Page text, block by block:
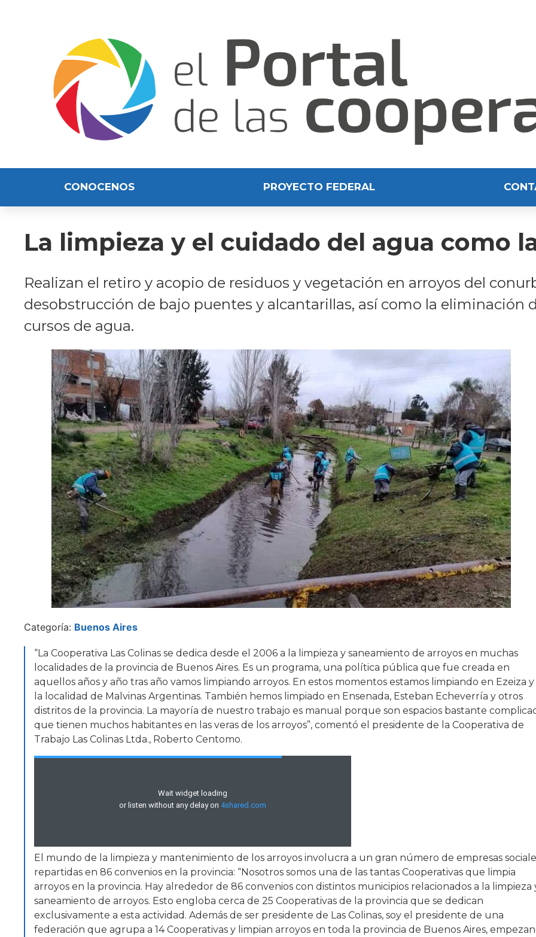
CONOCENOS PROYECTO FEDERAL
La limpieza y el cuidado del agua como
Realizan el retiro y acopio de residuos y vegetación en arroyos del
desobstrucción de bajo puentes y alcantarillas, así como la eliminación
cursos de agua.
Categoría: Buenos Aires
“La Cooperativa Las Colinas se dedica desde el 2006 a la limpieza y saneamiento de arroyos en muchas
localidades de la provincia de Buenos Aires. Es un programa, una política pública que fue creada en
aquellos años y año tras año vamos limpiando arroyos. En estos momentos estamos limpiando en Ezeiza
la localidad de Malvinas Argentinas. También hemos limpiado en Ensenada, Esteban Echeverría y otros
distritos de la provincia. La mayoría de nuestro trabajo es manual porque son espacios bastante
que tienen muchos habitantes en las veras de los arroyos”, comentó el presidente de la Cooperativa de
Trabajo Las Colinas Ltda., Roberto Centomo.
El mundo de la limpieza y mantenimiento de los arroyos involucra a un gran número de empresas
repartidas en 86 convenios en la provincia: “Nosotros somos una de las tantas Cooperativas que limpia
arroyos en la provincia. Hay alrededor de 86 convenios con distintos municipios relacionados a la limpieza
saneamiento de arroyos. Esto engloba cerca de 25 Cooperativas de la provincia que se dedican
exclusivamente a esta actividad. Además de ser presidente de Las Colinas, soy el presidente de una
federación que agrupa a 14 Cooperativas y limpian arroyos en toda la provincia de Buenos Aires,